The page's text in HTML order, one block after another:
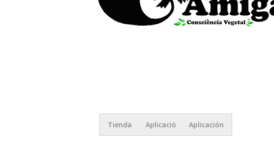
Tienda Aplicació Aplicación